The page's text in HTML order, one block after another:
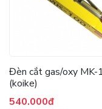
Đèn cắt gas/oxy MK-
(koike)
540.000đ